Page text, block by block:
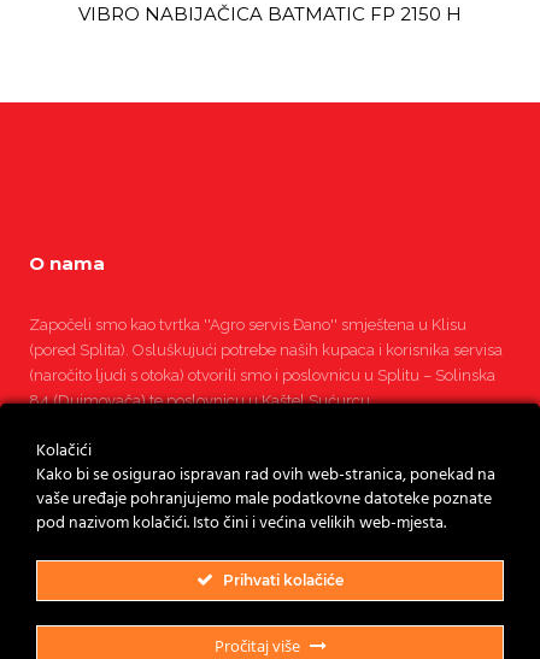
VIBRO NABIJAČICA BATMATIC FP 2150 H
O nama
Započeli smo kao tvrtka ''Agro servis Đano'' smještena u Klisu
(pored Splita). Osluškujući potrebe naših kupaca i korisnika servisa
(naročito ljudi s otoka) otvorili smo i poslovnicu u Splitu – Solinska
84 (Dujmovača) te poslovnicu u Kaštel Sućurcu.
Pročitajte više
Kolačići
Kako bi se osigurao ispravan rad ovih web-stranica, ponekad na
vaše uređaje pohranjujemo male podatkovne datoteke poznate
pod nazivom kolačići. Isto čini i većina velikih web-mjesta.
Prihvati kolačiće
Pročitaj više